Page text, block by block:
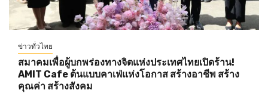
ข่าวทั่วไทย
สมาคมเพื่อผู้บกพร่องทางจิตแห่งประเทศไทยเปิดร้าน!
AMIT Cafe ต้นแบบคาเฟ่แห่งโอกาส สร้างอาชีพ สร้าง
คุณค่า สร้างสังคม